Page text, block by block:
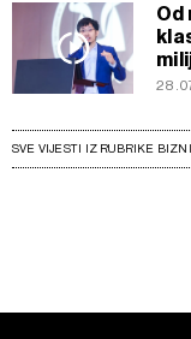
Od
SVE VIJESTI IZ RUBRIKE